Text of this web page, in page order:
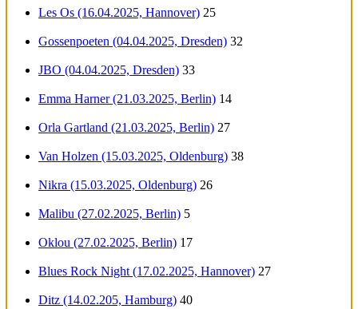
Les Os (16.04.2025, Hannover) 25
Gossenpoeten (04.04.2025, Dresden) 32
JBO (04.04.2025, Dresden) 33
Emma Harner (21.03.2025, Berlin) 14
Orla Gartland (21.03.2025, Berlin) 27
Van Holzen (15.03.2025, Oldenburg) 38
Nikra (15.03.2025, Oldenburg) 26
Malibu (27.02.2025, Berlin) 5
Oklou (27.02.2025, Berlin) 17
Blues Rock Night (17.02.2025, Hannover) 27
Ditz (14.02.205, Hamburg) 40